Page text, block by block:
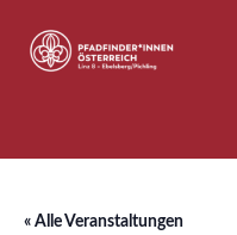
Inhalt
springen
« Alle Veranstaltungen